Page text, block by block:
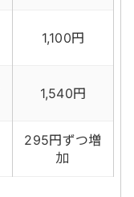
1,100円
1,540円
295円ずつ増
加